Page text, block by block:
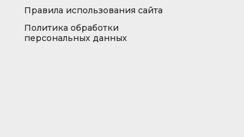
Правила использования сайта
Политика обработки
персональных данных